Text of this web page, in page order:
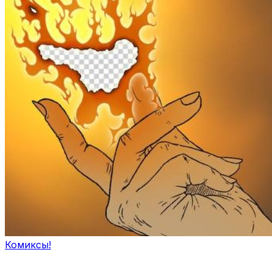
Комиксы!